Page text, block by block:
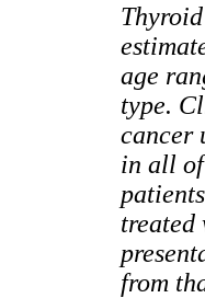
age
type.
cancer
in all
treated
from